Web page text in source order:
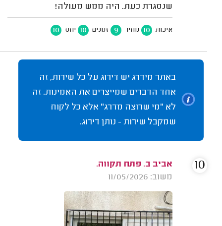
שנסגרת כעת. היה ממש מעולה!
איכות 10 מחיר 9 זמנים 10 יחס 10
באתר מידרג יש דירוג על כל שירות, זה
אחד הדברים שמייצרים את האמינות. זה
לא "מי שרוצה מדרג" אלא כל לקוח
שמקבל שירות - נותן דירוג.
אביב ב. פתח תקווה.
משוב: 11/05/2026
10